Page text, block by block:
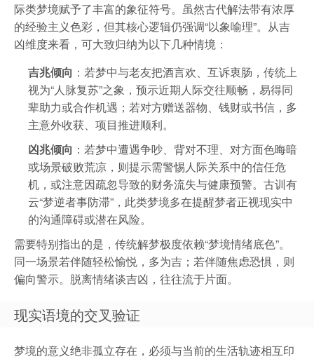
际类梦境赋予了丰富的象征符号。虽然古代解法带有浓厚
的经验主义色彩，但其核心逻辑仍强调“以象喻理”。从吉
凶维度来看，可大致归纳为以下几种情境：
吉兆倾向 ：若梦中与老友把酒言欢、互诉衷肠，传统上
视为“人脉复苏”之象，预示近期人际交往顺畅，易得同
辈助力或合作机遇；若对方赠送器物、钱财或书信，多
主意外收获、项目推进顺利。
凶兆倾向 ：若梦中遭遇争吵、背对不理、对方面色晦暗
或场景破败荒凉，则提示需警惕人际关系中的信任危
机，或注意因疏忽导致的财务流失与健康预警。古训有
云“梦逆者事防滞”，此类梦境多在提醒梦者正视现实中
的沟通障碍或潜在风险。
需要特别指出的是，传统解梦极度依赖“梦境情绪底色”。
同一场景若伴随轻松愉悦，多为吉；若伴随焦虑恐惧，则
偏向警示。脱离情绪谈吉凶，往往流于片面。
现实语境的交叉验证
梦境的意义绝非孤立存在，必须与当前的生活轨迹相互印